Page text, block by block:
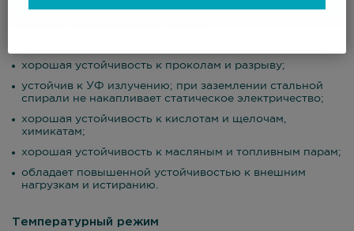
хорошая устойчивость к проколам и разрыву;
устойчив к УФ излучению; при заземлении стальной
спирали не накапливает статическое электричество;
хорошая устойчивость к кислотам и щелочам,
химикатам;
хорошая устойчивость к масляным и топливным парам;
обладает повышенной устойчивостью к внешним
нагрузкам и истиранию.
Температурный режим